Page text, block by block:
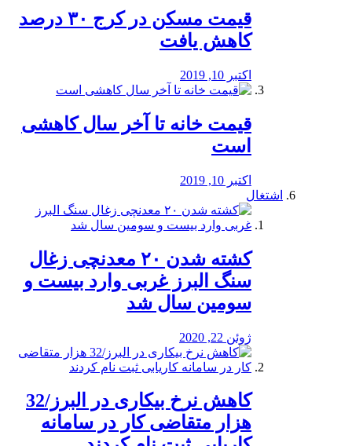
️قیمت مسکن در کرج ۳۰ درصد
کاهش یافت
اکتبر 10, 2019
قیمت خانه تا آخر سال کاهشی
است
اکتبر 10, 2019
اشتغال
کشته شدن ۲۰ معدنچی زغال
سنگ البرز غربی وارد بیست و
سومین سال شد
ژوئن 22, 2020
کاهش نرخ بیکاری در البرز/32
هزار متقاضی کار در سامانه